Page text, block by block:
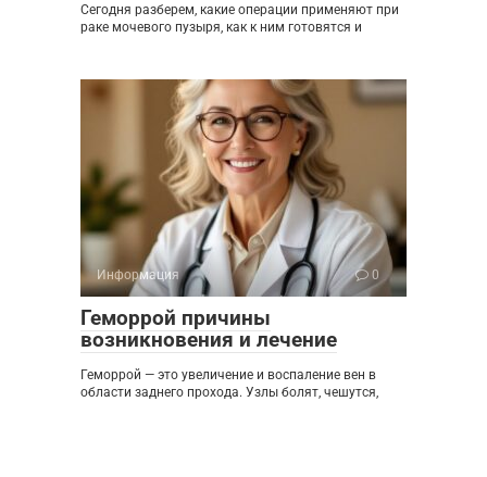
Сегодня разберем, какие операции применяют при
раке мочевого пузыря, как к ним готовятся и
Информация 0
Геморрой причины
возникновения и лечение
Геморрой — это увеличение и воспаление вен в
области заднего прохода. Узлы болят, чешутся,